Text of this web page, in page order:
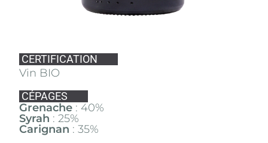
CERTIFICATION
Vin BIO
CÉPAGES
Grenache : 40%
Syrah : 25%
Carignan : 35%